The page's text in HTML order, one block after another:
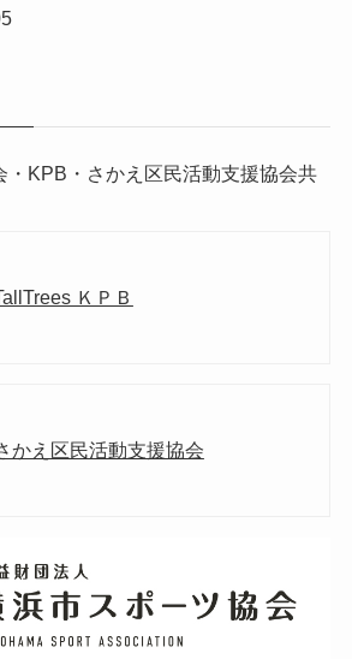
・KPB・さかえ区民活動支援協会共
ＫＰＢ
かえ区民活動支援協会